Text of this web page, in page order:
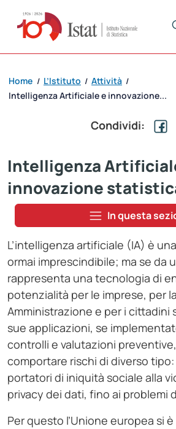
Home / L’Istituto / Attività /
Intelligenza Artificiale e innovazione...
Condividi:
Intelligenza
innovazione
In questa
L’intelligenza artificiale (IA) è
ormai imprescindibile; ma se da
rappresenta una tecnologia di
potenzialità per le imprese, per
Amministrazione e per i cittadini
sue applicazioni, se
controlli e valutazioni
comportare rischi di diverso
portatori di iniquità sociale alla
privacy dei dati, fino ai problemi
Per questo l’Unione europea si